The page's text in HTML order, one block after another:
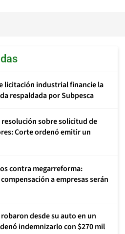
licitación industrial financie la
respaldada por Subpesca
resolución sobre solicitud de
Corte ordenó emitir un
contra megarreforma:
a empresas serán
desde su auto en un
indemnizarlo con $270 mil